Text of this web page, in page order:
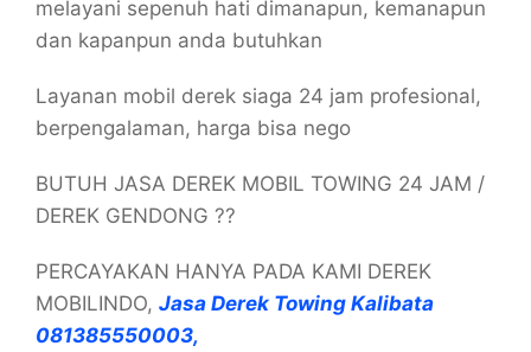
melayani sepenuh hati dimanapun, kemanapun
dan kapanpun anda butuhkan
Layanan mobil derek siaga 24 jam profesional,
berpengalaman, harga bisa nego
BUTUH JASA DEREK MOBIL TOWING 24 JAM /
DEREK GENDONG ??
PERCAYAKAN HANYA PADA KAMI DEREK
MOBILINDO, Jasa Derek Towing Kalibata
081385550003,